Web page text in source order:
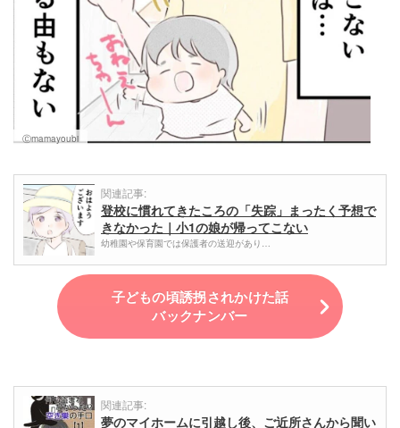
Ⓒmamayoubi
関連記事:
登校に慣れてきたころの「失踪」まったく予想で
きなかった｜小1の娘が帰ってこない
幼稚園や保育園では保護者の送迎があり…
子どもの頃誘拐されかけた話
バックナンバー
関連記事:
夢のマイホームに引越し後、ご近所さんから聞い